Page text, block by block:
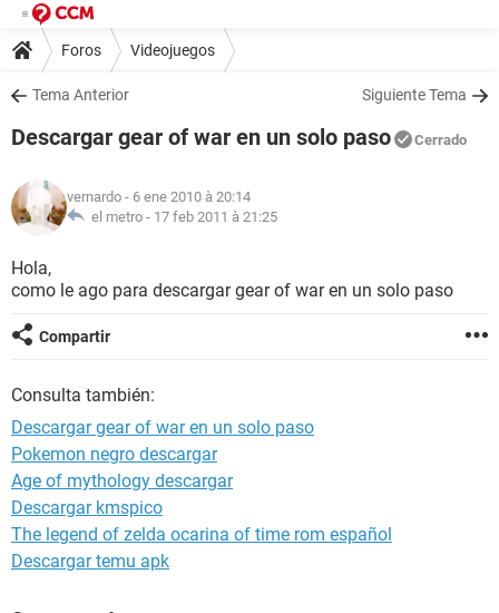
Foros Videojuegos
Tema Anterior Siguiente Tema
Descargar gear of war en un solo paso Cerrado
vernardo - 6 ene 2010 à 20:14
el metro - 17 feb 2011 à 21:25
Hola,
como le ago para descargar gear of war en un solo paso
Compartir
Consulta también:
Descargar gear of war en un solo paso
Pokemon negro descargar
Age of mythology descargar
Descargar kmspico
The legend of zelda ocarina of time rom español
Descargar temu apk